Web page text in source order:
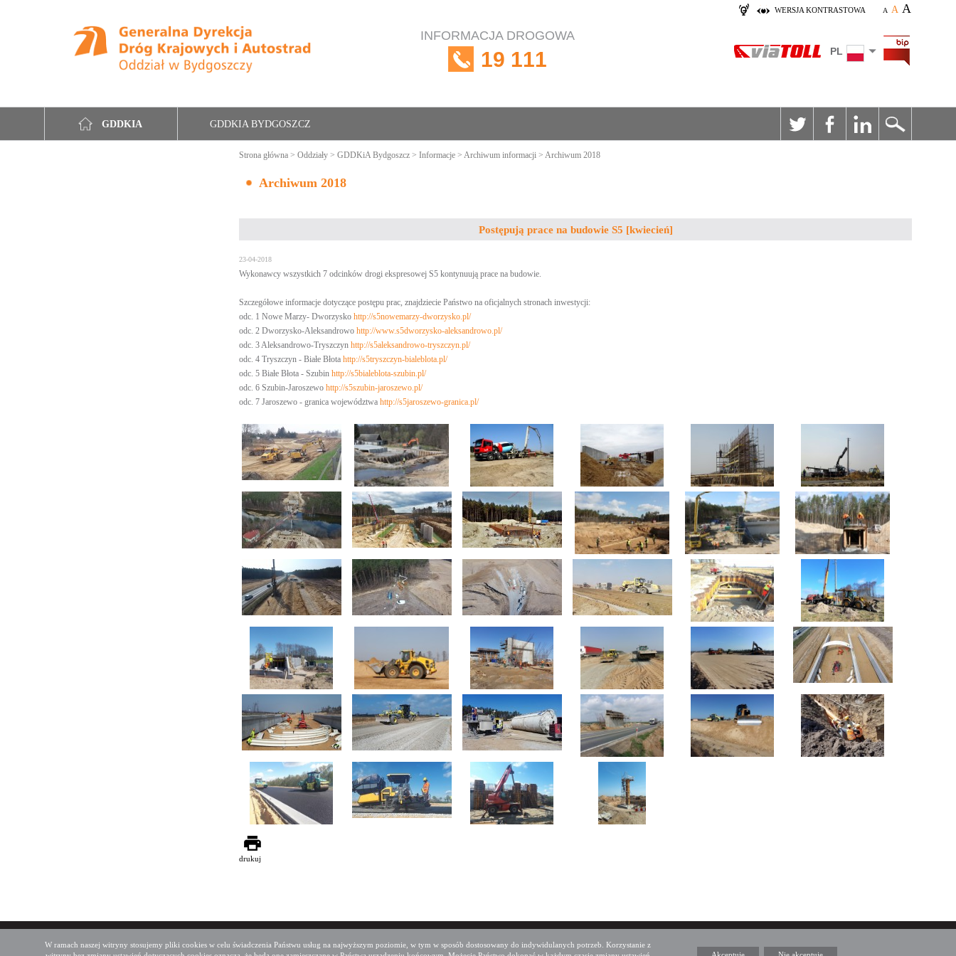
W ramach naszej witryny stosujemy pliki cookies w celu świadczenia Państwu usług na najwyższym poziomie, w tym w sposób dostosowany do indywidulanych potrzeb. Korzystanie z
WERSJA KONTRASTOWA A A A
INFORMACJA DROGOWA
19 111 PL
GDDKIA GDDKIA BYDGOSZCZ
Strona główna > Oddziały > GDDKiA Bydgoszcz > Informacje > Archiwum informacji > Archiwum 2018
Archiwum 2018
Postępują prace na budowie S5 [kwiecień]
23-04-2018
Wykonawcy wszystkich 7 odcinków drogi ekspresowej S5 kontynuują prace na budowie.
Szczegółowe informacje dotyczące postępu prac, znajdziecie Państwo na oficjalnych stronach inwestycji:
odc. 1 Nowe Marzy- Dworzysko http://s5nowemarzy-dworzysko.pl/
odc. 2 Dworzysko-Aleksandrowo http://www.s5dworzysko-aleksandrowo.pl/
odc. 3 Aleksandrowo-Tryszczyn http://s5aleksandrowo-tryszczyn.pl/
odc. 4 Tryszczyn - Białe Błota http://s5tryszczyn-bialeblota.pl/
odc. 5 Białe Błota - Szubin http://s5bialeblota-szubin.pl/
odc. 6 Szubin-Jaroszewo http://s5szubin-jaroszewo.pl/
odc. 7 Jaroszewo - granica województwa http://s5jaroszewo-granica.pl/
drukuj
Deklaracja dostępności Mapa serwisu